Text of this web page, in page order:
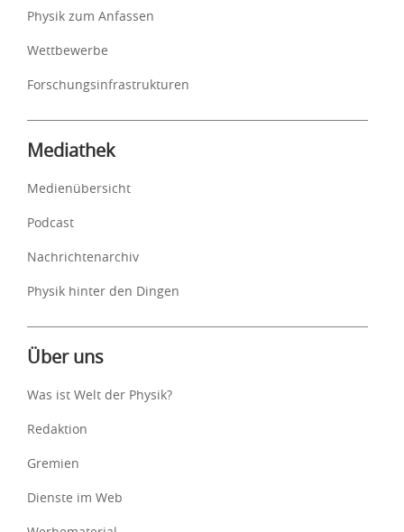
Physik zum Anfassen
Wettbewerbe
Forschungsinfrastrukturen
Mediathek
Medienübersicht
Podcast
Nachrichtenarchiv
Physik hinter den Dingen
Über uns
Was ist Welt der Physik?
Redaktion
Gremien
Dienste im Web